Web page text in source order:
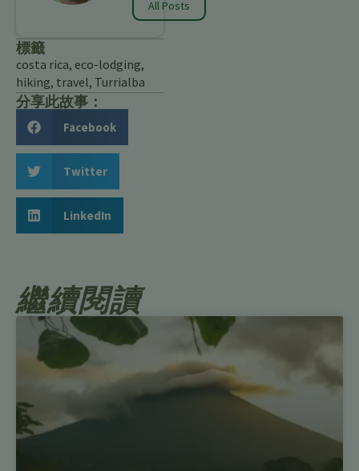
All Posts
標籤
costa rica, eco-lodging,
hiking, travel, Turrialba
分享此故事：
Facebook
Twitter
LinkedIn
繼續閱讀